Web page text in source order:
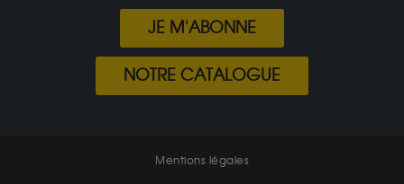
JE M'ABONNE
NOTRE CATALOGUE
Mentions légales